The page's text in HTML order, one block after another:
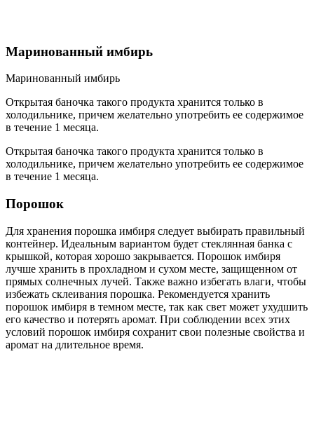
Маринованный имбирь
Маринованный имбирь
Открытая баночка такого продукта хранится только в
холодильнике, причем желательно употребить ее содержимое
в течение 1 месяца.
Открытая баночка такого продукта хранится только в
холодильнике, причем желательно употребить ее содержимое
в течение 1 месяца.
Порошок
Для хранения порошка имбиря следует выбирать правильный
контейнер. Идеальным вариантом будет стеклянная банка с
крышкой, которая хорошо закрывается. Порошок имбиря
лучше хранить в прохладном и сухом месте, защищенном от
прямых солнечных лучей. Также важно избегать влаги, чтобы
избежать склеивания порошка. Рекомендуется хранить
порошок имбиря в темном месте, так как свет может ухудшить
его качество и потерять аромат. При соблюдении всех этих
условий порошок имбиря сохранит свои полезные свойства и
аромат на длительное время.